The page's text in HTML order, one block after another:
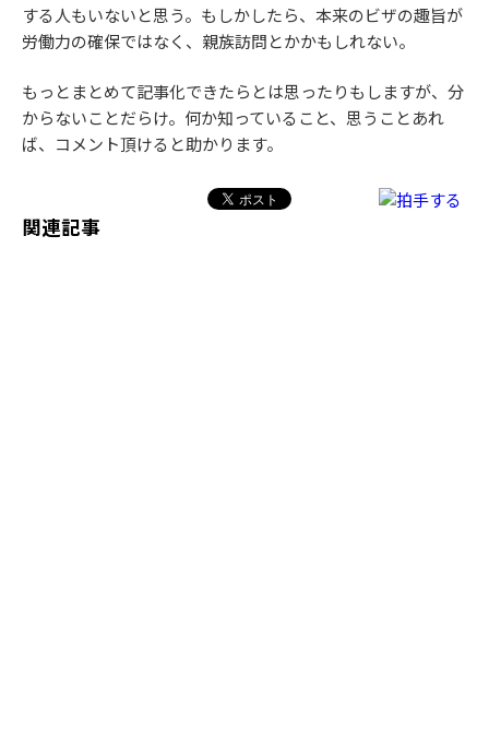
する人もいないと思う。もしかしたら、本来のビザの趣旨が
労働力の確保ではなく、親族訪問とかかもしれない。
もっとまとめて記事化できたらとは思ったりもしますが、分
からないことだらけ。何か知っていること、思うことあれ
ば、コメント頂けると助かります。
関連記事